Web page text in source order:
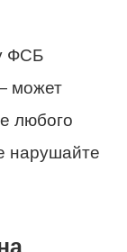
ФСБ
может
любого
нарушайте